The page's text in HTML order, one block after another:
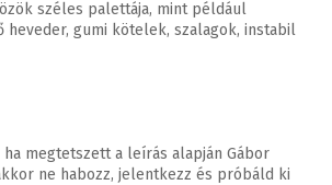
széles palettája, mint például
gumi kötelek, szalagok, instabil
megtetszett a leírás alapján Gábor
ne habozz, jelentkezz és próbáld ki